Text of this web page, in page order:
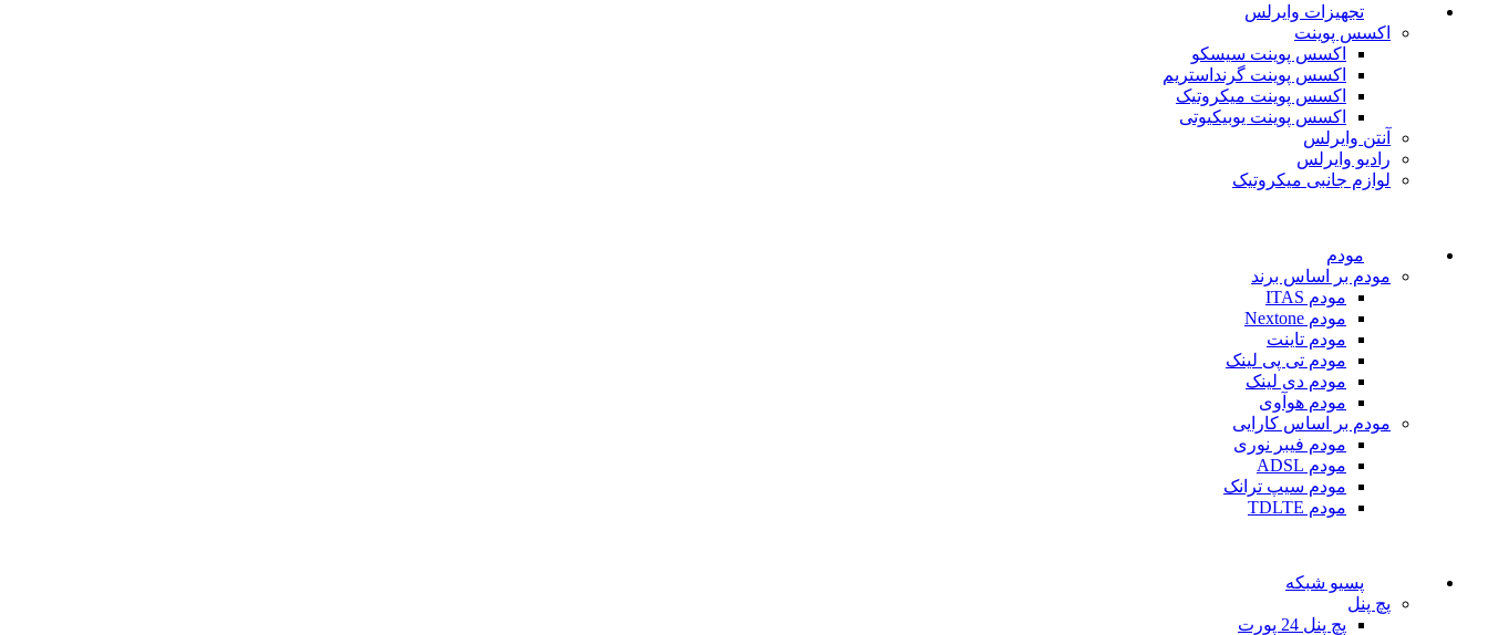
تجهیزات وایرلس
اکسس پوینت
اکسس پوینت سیسکو
اکسس پوینت گرنداستریم
اکسس پوینت میکروتیک
اکسس پوینت یوبیکیوتی
آنتن وایرلس
رادیو وایرلس
لوازم جانبی میکروتیک
مودم
مودم بر اساس برند
مودم ITAS
مودم Nextone
مودم تاینت
مودم تی پی لینک
مودم دی لینک
مودم هوآوی
مودم بر اساس کارایی
مودم فیبر نوری
مودم ADSL
مودم سیپ ترانک
مودم TDLTE
پسیو شبکه
پچ پنل
پچ پنل 24 پورت